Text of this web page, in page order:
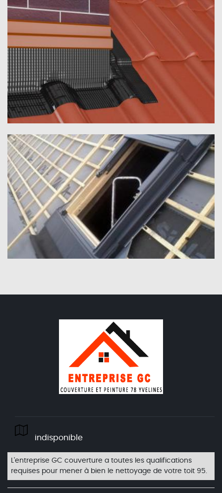
indisponible
L'entreprise GC couverture a toutes les qualifications
requises pour mener à bien le nettoyage de votre toit 95